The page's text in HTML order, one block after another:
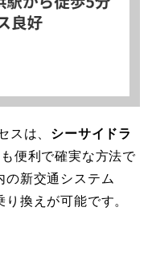
スは、 シーサイドラ
便利で確実な方法で
の新交通システム
換えが可能です。